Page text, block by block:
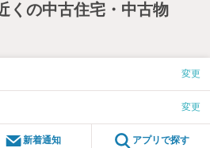
くの中古住宅・中古物
変更
変更
新着通知 アプリで探す